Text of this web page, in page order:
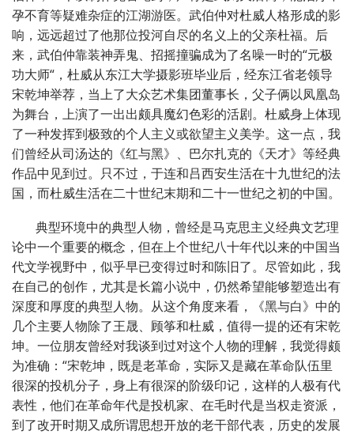
孕不育等疑难杂症的江湖游医。武伯仲对杜威人格形成的影
响，远远超过了他那位投河自尽的名义上的父亲杜福。后
来，武伯仲靠装神弄鬼、招摇撞骗成为了名噪一时的“元极
功大师“，杜威从东江大学摄影班毕业后，经东江省老领导
宋乾坤举荐，当上了大众艺术集团董事长，父子俩以凤凰岛
为舞台，上演了一出出颇具魔幻色彩的活剧。杜威身上体现
了一种发挥到极致的个人主义或欲望主义美学。这一点，我
们曾经从司汤达的《红与黑》、巴尔扎克的《天才》等经典
作品中见到过。只不过，于连和吕西安生活在十九世纪的法
国，而杜威生活在二十世纪末期和二十一世纪之初的中国。
典型环境中的典型人物，曾经是马克思主义经典文艺理
论中一个重要的概念，但在上个世纪八十年代以来的中国当
代文学视野中，似乎早已变得过时和陈旧了。尽管如此，我
在自己的创作，尤其是长篇小说中，仍然希望能够塑造出有
深度和厚度的典型人物。从这个角度来看，《黑与白》中的
几个主要人物除了王晟、顾筝和杜威，值得一提的还有宋乾
坤。一位朋友曾经对我谈到过对这个人物的理解，我觉得颇
为准确：“宋乾坤，既是老革命，实际又是藏在革命队伍里
很深的投机分子，身上有很深的阶级印记，这样的人极有代
表性，他们在革命年代是投机家、在毛时代是当权走资派，
到了改开时期又成所谓思想开放的老干部代表，历史的发展